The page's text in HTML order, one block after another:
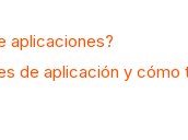
aplicaciones?
de aplicación y cómo